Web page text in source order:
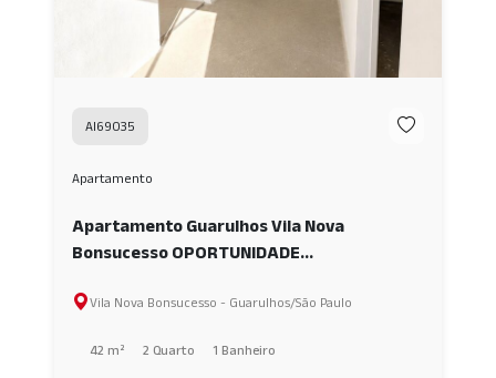
AI69035
Apartamento
Apartamento Guarulhos Vila Nova
Bonsucesso OPORTUNIDADE
AI69035
Vila Nova Bonsucesso - Guarulhos/São Paulo
42 m² 2 Quarto 1 Banheiro